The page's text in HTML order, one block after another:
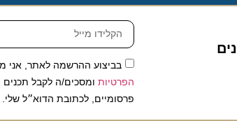
בביצוע ההרשמה לאתר, אני
הפרטיותומסכים/ה לקבל תכנים
פרסומיים, לכתובת הדוא״ל שלי.